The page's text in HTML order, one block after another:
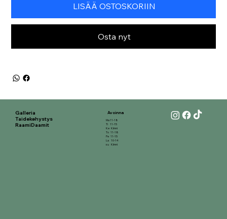
LISÄÄ OSTOSKORIIN
Osta nyt
Galleria
Taidekehystys
RaamiDaamit
Ma 11-18
Ti 11-15
Ke Kiinni
To 11-18
Pe 11-15
La 10-14
su Kiinni
Avoinna